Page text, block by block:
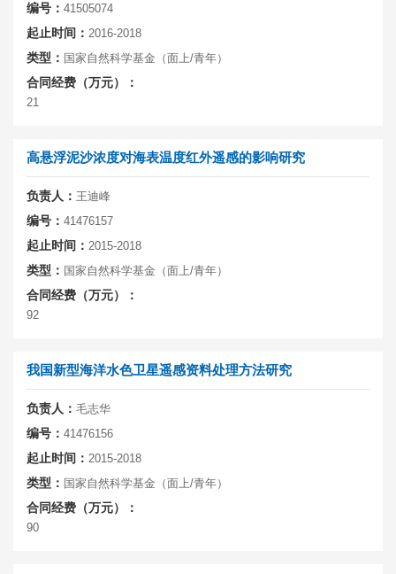
编号： 41505074
起止时间： 2016-2018
类型： 国家自然科学基金（面上/青年）
合同经费（万元）：
21
高悬浮泥沙浓度对海表温度红外遥感的影响研究
负责人： 王迪峰
编号： 41476157
起止时间： 2015-2018
类型： 国家自然科学基金（面上/青年）
合同经费（万元）：
92
我国新型海洋水色卫星遥感资料处理方法研究
负责人： 毛志华
编号： 41476156
起止时间： 2015-2018
类型： 国家自然科学基金（面上/青年）
合同经费（万元）：
90